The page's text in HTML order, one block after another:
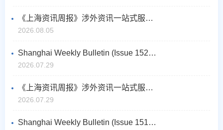
《上海资讯周报》涉外资讯一站式服务（2026年8月第1期，总第153期）
2026.08.05
Shanghai Weekly Bulletin (Issue 152 No.4, July 2026)
2026.07.29
《上海资讯周报》涉外资讯一站式服务（2026年7月第4期，总第152期）
2026.07.29
Shanghai Weekly Bulletin (Issue 151 No.3, July 2026)